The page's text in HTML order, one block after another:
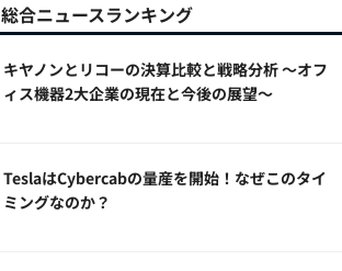
総合ニュースランキング
キヤノンとリコーの決算比較と戦略分析 ～オフ
ィス機器2大企業の現在と今後の展望～
TeslaはCybercabの量産を開始！なぜこのタイ
ミングなのか？